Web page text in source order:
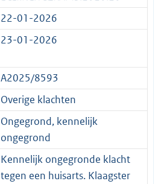
22-01-2026
23-01-2026
A2025/8593
Overige klachten
Ongegrond, kennelijk
ongegrond
Kennelijk ongegronde klacht
tegen een huisarts. Klaagster